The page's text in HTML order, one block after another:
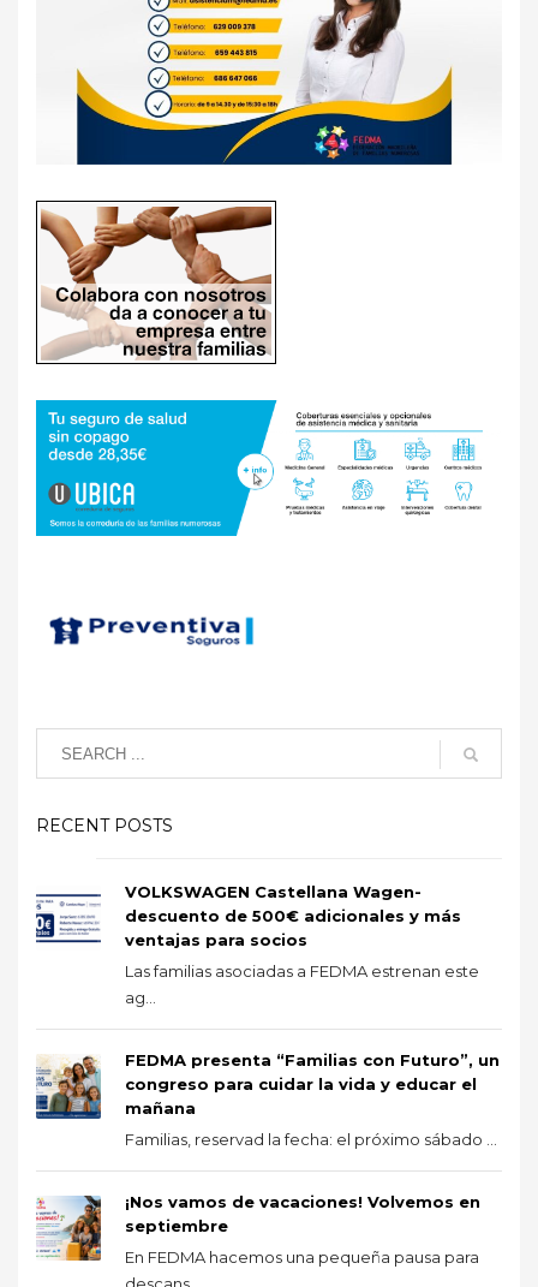
RECENT POSTS
VOLKSWAGEN Castellana Wagen-
descuento de 500€ adicionales y más
ventajas para socios
Las familias asociadas a FEDMA estrenan este
ag...
FEDMA presenta “Familias con Futuro”, un
congreso para cuidar la vida y educar el
mañana
Familias, reservad la fecha: el próximo sábado ...
¡Nos vamos de vacaciones! Volvemos en
septiembre
En FEDMA hacemos una pequeña pausa para